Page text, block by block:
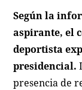
Según la
aspirante, el
deportista
presidencial.
presencia de